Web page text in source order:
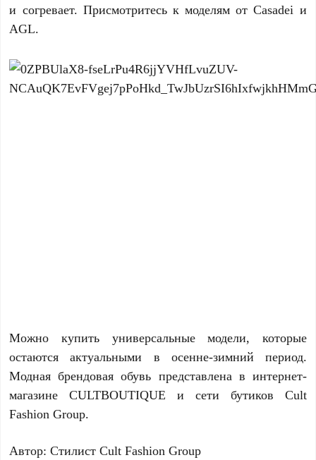
и согревает. Присмотритесь к моделям от Casadei и
AGL.
Можно купить универсальные модели, которые
остаются актуальными в осенне-зимний период.
Модная брендовая обувь представлена в интернет-
магазине CULTBOUTIQUE и сети бутиков Cult
Fashion Group.
Автор: Стилист Cult Fashion Group